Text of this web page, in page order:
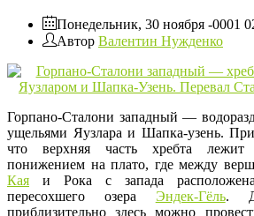
Понедельник, 30 ноября -0001
Автор Валентин Нужденко
Горпано-Сталони западный —
ущельями Яузлара и Шапка-узень.
что верхняя часть хребта
понижением на плато, где между
Кая и Рока с запада
пересохшего озера Эндек-Гёль.
приблизительно здесь можно